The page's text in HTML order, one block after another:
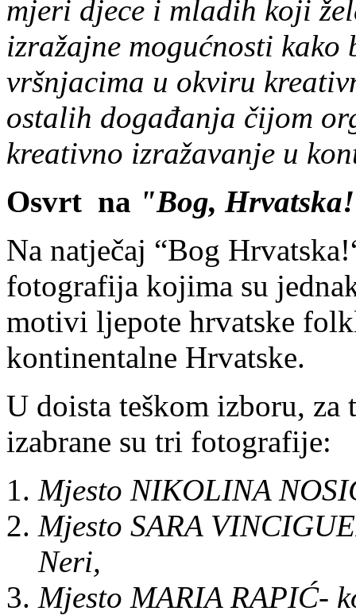
mjeri djece i mladih koji
izražajne mogućnosti
vršnjacima u okviru
ostalih događanja čijom
kreativno izražavanje u
Osvrt na "Bog,
Na natječaj “Bog
fotografija kojima su
motivi ljepote hrvatske
kontinentalne Hrvatske.
U doista teškom izboru,
izabrane su tri fotografije:
Mjesto NIKOLINA
Mjesto SARA
Neri,
Mjesto MARIA RAPIĆ-